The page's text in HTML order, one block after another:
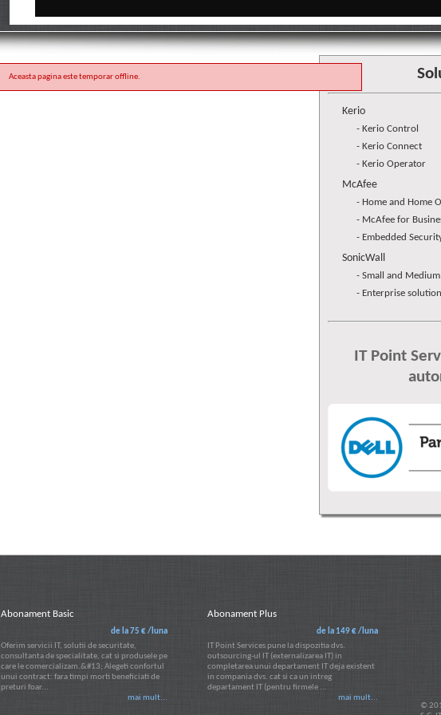
Kerio
- Kerio Control
- Kerio Connect
- Kerio Operator
McAfee
- Home and Home
- McAfee for
- Embedded
SonicWall
- Small and Medium
- Enterprise
IT Point
Aceasta pagina este temporar offline.
Abonament Basic
de la 75 € /luna
Oferim servicii IT, solutii de securitate,
consultanta de specialitate, cat si produsele pe
care le comercializam.&#13; Alegeti confortul
unui contract: fara timpi morti beneficiati de
preturi foar...
mai mult...
Abonament Plus
de la 149 € /luna
IT Point Services pune la dispozitia dvs.
outsourcing-ul IT (externalizarea IT) in
completarea unui departament IT deja existent
in compania dvs. cat si ca un intreg
departament IT (pentru firmele ...
mai mult...
©